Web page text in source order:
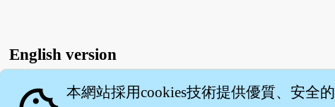
English version
本網站採用cookies技術提供優質、安全